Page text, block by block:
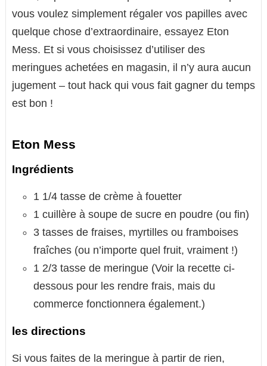
vous voulez simplement régaler vos papilles avec
quelque chose d’extraordinaire, essayez Eton
Mess. Et si vous choisissez d’utiliser des
meringues achetées en magasin, il n’y aura aucun
jugement – tout hack qui vous fait gagner du temps
est bon !
Eton Mess
Ingrédients
1 1/4 tasse de crème à fouetter
1 cuillère à soupe de sucre en poudre (ou fin)
3 tasses de fraises, myrtilles ou framboises
fraîches (ou n’importe quel fruit, vraiment !)
1 2/3 tasse de meringue (Voir la recette ci-
dessous pour les rendre frais, mais du
commerce fonctionnera également.)
les directions
Si vous faites de la meringue à partir de rien,